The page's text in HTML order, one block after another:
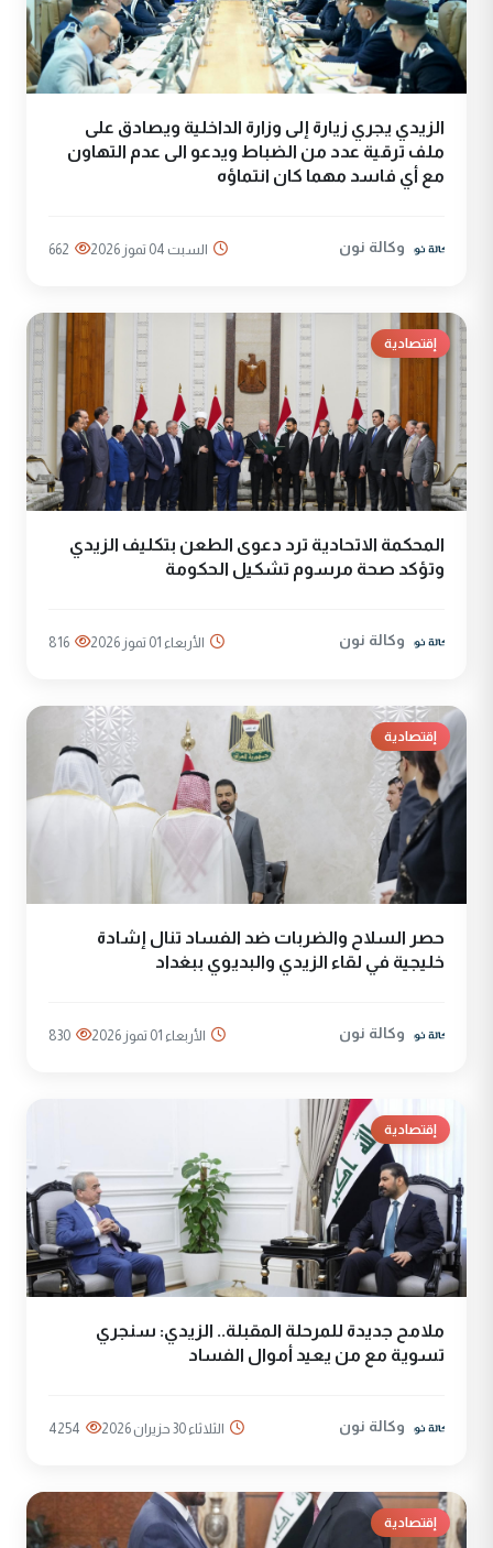
الزيدي يجري زيارة إلى وزارة الداخلية ويصادق على
ملف ترقية عدد من الضباط ويدعو الى عدم التهاون
مع أي فاسد مهما كان انتماؤه
وكالة نون السبت 04 تموز 2026 662
إقتصادية
المحكمة الاتحادية ترد دعوى الطعن بتكليف الزيدي
وتؤكد صحة مرسوم تشكيل الحكومة
وكالة نون الأربعاء 01 تموز 2026 816
إقتصادية
حصر السلاح والضربات ضد الفساد تنال إشادة
خليجية في لقاء الزيدي والبديوي ببغداد
وكالة نون الأربعاء 01 تموز 2026 830
إقتصادية
ملامح جديدة للمرحلة المقبلة.. الزيدي: سنجري
تسوية مع من يعيد أموال الفساد
وكالة نون الثلاثاء 30 حزيران 2026 4254
إقتصادية